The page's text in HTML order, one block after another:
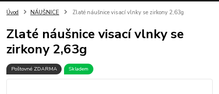
Úvod NÁUŠNICE Zlaté náušnice visací vlnky se zirkony 2,63g
Zlaté náušnice visací vlnky se
zirkony 2,63g
Poštovné ZDARMA Skladem